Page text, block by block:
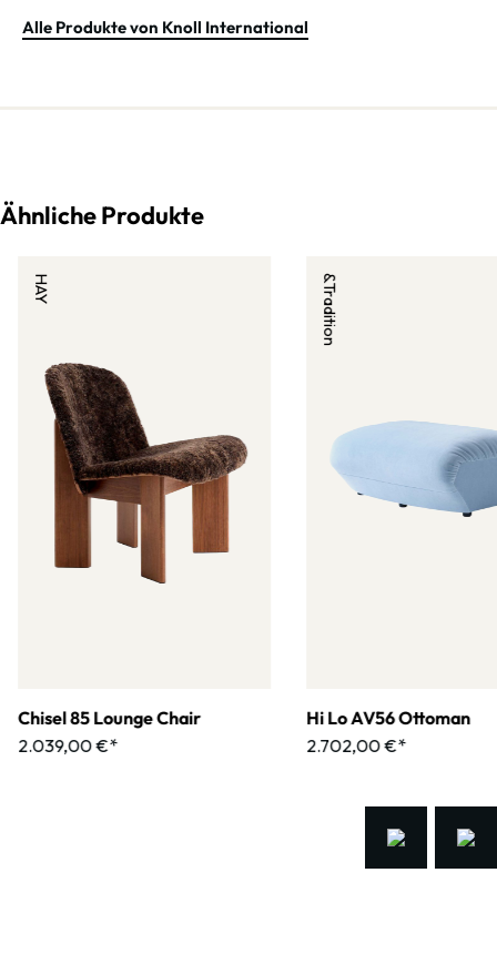
Alle Produkte von Knoll International
Ähnliche Produkte
HAY
Chisel 85 Lounge Chair
2.039,00 €*
&Tradition
Hi Lo AV56 Ottoman
2.702,00 €*